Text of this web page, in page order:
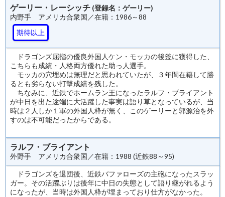
ゲーリー・レーシッチ (登録名：ゲーリー)
内野手 アメリカ合衆国／在籍：1986～88
期待以上
ドラゴンズ屈指の優良外国人ケン・モッカの後釜に獲得した、
こちらも成績・人格両方優れた助っ人選手。
モッカの穴埋めは無理だと思われていたが、３年間在籍して勝
るとも劣らない打撃成績を残した。
ちなみに、近鉄でホームラン王になったラルフ・ブライアント
が中日を出た途端に大活躍した事実は語り草となっているが、当
時は２人しか１軍の外国人枠が無く、このゲーリーと郭源治を外
すのは不可能だったからである。
ラルフ・ブライアント
外野手 アメリカ合衆国／在籍：1988 (近鉄88～95)
ドラゴンズを退団後、近鉄バファローズの主砲になったスラッ
ガー。その活躍ぶりは後年に中日の失態として語り継がれるよう
になったが、当時は外国人枠が埋まっており仕方がなかった。